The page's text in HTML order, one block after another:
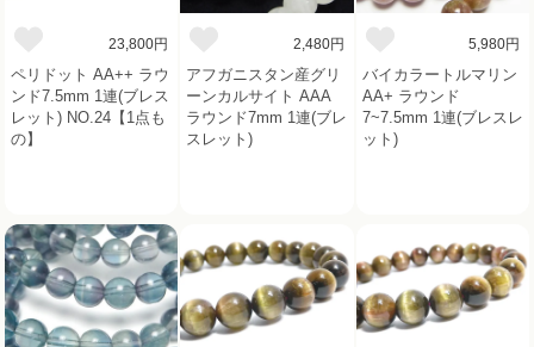
23,800円
ペリドット AA++ ラウ
ンド7.5mm 1連(ブレス
レット) NO.24【1点も
の】
2,480円
アフガニスタン産グリ
ーンカルサイト AAA
ラウンド7mm 1連(ブレ
スレット)
5,980円
バイカラートルマリン
AA+ ラウンド
7~7.5mm 1連(ブレスレ
ット)